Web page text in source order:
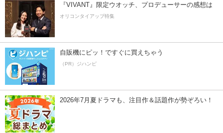
『VIVANT』限定ウオッチ、プロデューサーの感想は
オリコンタイアップ特集
自販機にピッ！ですぐに買えちゃう
（PR）ジハンピ
2026年7月夏ドラマも、注目作＆話題作が勢ぞろい！